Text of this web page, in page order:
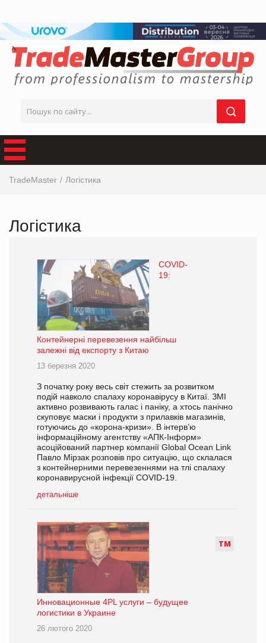
TradeMaster Логістика
Логістика
COVID-
19:
Контейнерні перевезення найбільш
залежні від експорту з Китаю
13 березня 2020
З початку року весь світ стежить за розвитком
подій навколо спалаху коронавірусу в Китаї. ЗМІ
активно розвивають галас і паніку, а хтось панічно
скуповує маски і продукти з прилавків магазинів,
готуючись до «корона-кризи». В інтерв’ю
інформаційному агентству «АПК-Інформ»
асоційований партнер компанії Global Ocean Link
Павло Мірзак розповів про ситуацію, що склалася
з контейнерними перевезеннями на тлі спалаху
коронавирусной інфекції COVID-19.
детальніше
ТМ
Инновационные 4PL услуги – будущее
логистики в Украине
26 лютого 2020